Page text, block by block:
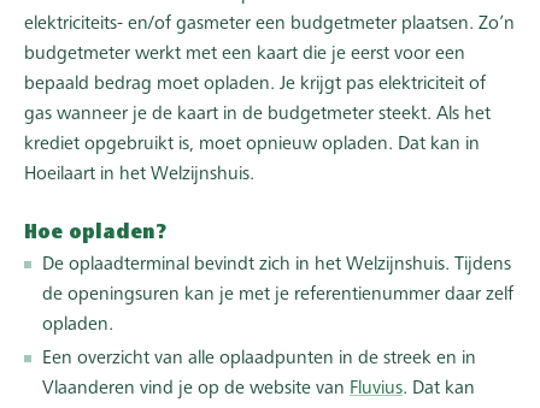
elektriciteits- en/of gasmeter een budgetmeter plaatsen. Zo’n
budgetmeter werkt met een kaart die je eerst voor een
bepaald bedrag moet opladen. Je krijgt pas elektriciteit of
gas wanneer je de kaart in de budgetmeter steekt. Als het
krediet opgebruikt is, moet opnieuw opladen. Dat kan in
Hoeilaart in het Welzijnshuis.
Hoe opladen?
De oplaadterminal bevindt zich in het Welzijnshuis. Tijdens
de openingsuren kan je met je referentienummer daar zelf
opladen.
Een overzicht van alle oplaadpunten in de streek en in
Vlaanderen vind je op de website van Fluvius. Dat kan